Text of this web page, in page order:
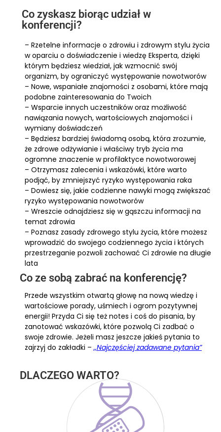
Co zyskasz biorąc udział w
konferencji?
– Rzetelne informacje o zdrowiu i zdrowym stylu życia
w oparciu o doświadczenie i wiedzę Eksperta, dzięki
którym będziesz wiedział, jak wzmocnić swój
organizm, by ograniczyć występowanie nowotworów
– Nowe, wspaniałe znajomości z osobami, które mają
podobne zainteresowania do Twoich
– Wsparcie innych uczestników oraz możliwość
nawiązania nowych, wartościowych znajomości i
wymiany doświadczeń
– Będziesz bardziej świadomą osobą, która zrozumie,
że zdrowe odżywianie i właściwy tryb życia ma
ogromne znaczenie w profilaktyce nowotworowej
– Otrzymasz zalecenia i wskazówki, które warto
podjąć, by zmniejszyć ryzyko występowania raka
– Dowiesz się, jakie codzienne nawyki mogą zwiększać
ryzyko występowania nowotworów
– Wreszcie odnajdziesz się w gąszczu informacji na
temat zdrowia
– Poznasz zasady zdrowego stylu życia, które możesz
wprowadzić do swojego codziennego życia i których
przestrzeganie pozwoli zachować Ci zdrowie na długie
lata
Co ze sobą zabrać na konferencję?
Przede wszystkim otwartą głowę na nową wiedzę i
wartościowe porady, uśmiech i ogrom pozytywnej
energii! Przyda Ci się też notes i coś do pisania, by
zanotować wskazówki, które pozwolą Ci zadbać o
swoje zdrowie. Jeżeli masz jeszcze jakieś pytania to
zajrzyj do zakładki –,,Najczęściej zadawane pytania”
DLACZEGO WARTO?